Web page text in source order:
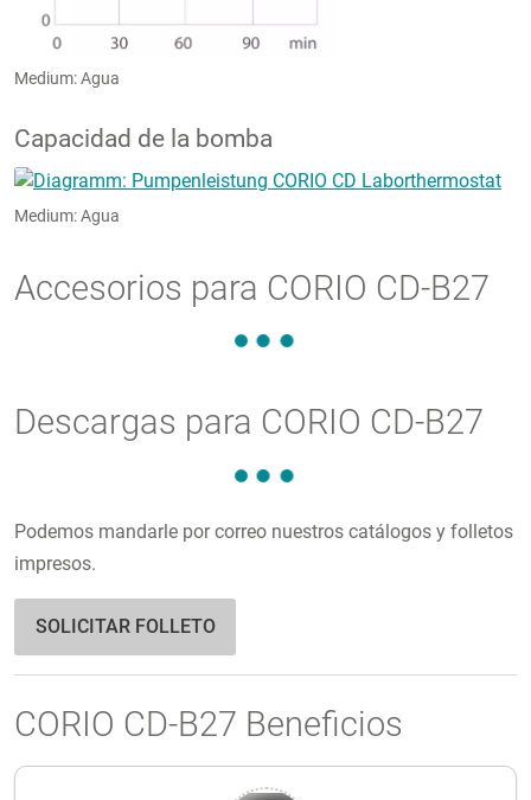
Medium: Agua
Capacidad de la bomba
Medium: Agua
Accesorios para CORIO CD-B27
Descargas para CORIO CD-B27
Podemos mandarle por correo nuestros catálogos y folletos
impresos.
SOLICITAR FOLLETO
CORIO CD-B27 Beneficios